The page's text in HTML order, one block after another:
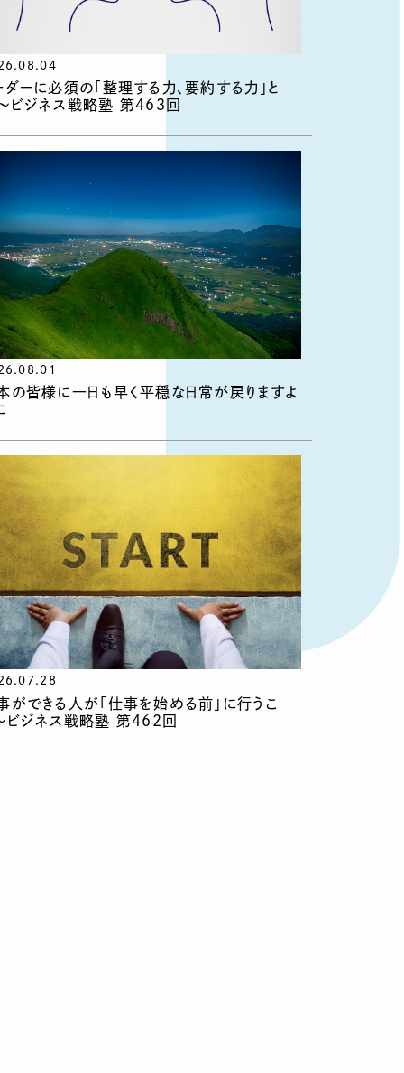
ダーに必須の「整理する力、要約する力」と
ビジネス戦略塾 第463回
の皆様に一日も早く平穏な日常が戻りますよ
ができる人が「仕事を始める前」に行うこ
ビジネス戦略塾 第462回